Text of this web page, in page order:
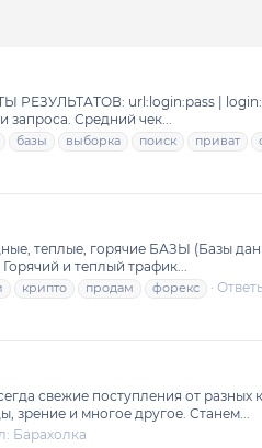
url:login:pass |
Средний чек...
базы выборка поиск приват
теплые, горячие БАЗЫ (Базы
и теплый трафик...
крипто продам форекс
свежие поступления от разных
зрение и многое другое. Станем...
Барахолка